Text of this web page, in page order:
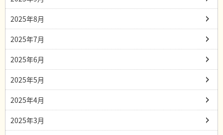
2025年8月
2025年7月
2025年6月
2025年5月
2025年4月
2025年3月